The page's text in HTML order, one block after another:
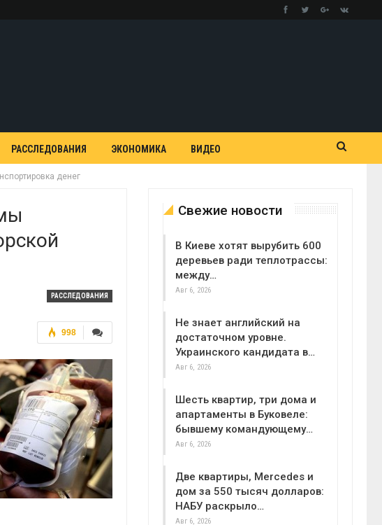
РАССЛЕДОВАНИЯ ЭКОНОМИКА ВИДЕО
денег
РАССЛЕДОВАНИЯ
998
Свежие новости
В Киеве хотят вырубить 600
деревьев ради теплотрассы:
между…
Авг 6, 2026
Не знает английский на
достаточном уровне.
Украинского кандидата в…
Авг 6, 2026
Шесть квартир, три дома и
апартаменты в Буковеле:
бывшему командующему…
Авг 6, 2026
Две квартиры, Mercedes и
дом за 550 тысяч долларов:
НАБУ раскрыло…
Авг 6, 2026